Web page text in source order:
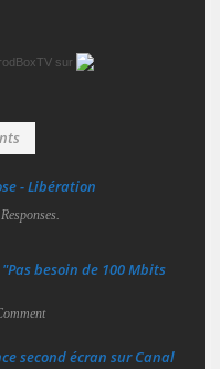
sur
- Libération
"Pas besoin de 100 Mbits
second écran sur Canal